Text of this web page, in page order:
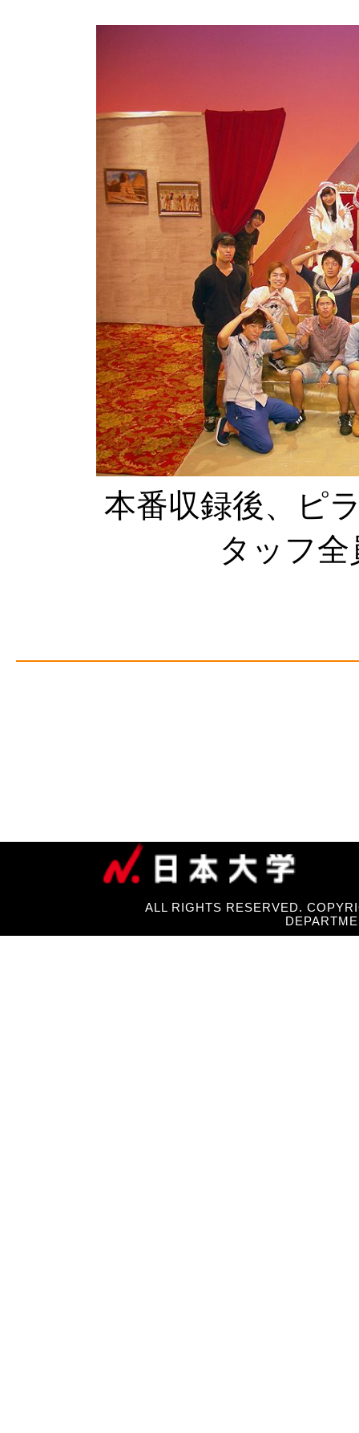
本番収録後、ピ
タッフ
ALL RIGHTS RESERVED.